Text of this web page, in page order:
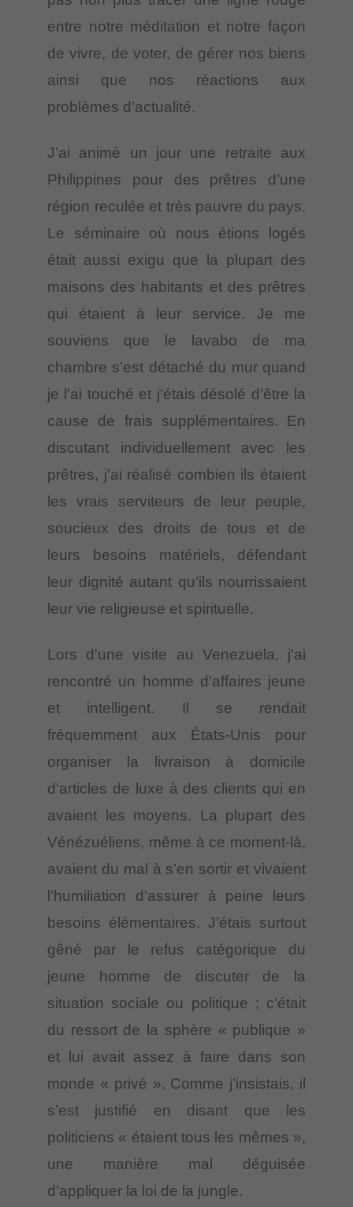
entre notre méditation et notre façon
de vivre, de voter, de gérer nos biens
ainsi que nos réactions aux
problèmes d’actualité.
J’ai animé un jour une retraite aux
Philippines pour des prêtres d’une
région reculée et très pauvre du pays.
Le séminaire où nous étions logés
était aussi exigu que la plupart des
maisons des habitants et des prêtres
qui étaient à leur service. Je me
souviens que le lavabo de ma
chambre s’est détaché du mur quand
je l'ai touché et j’étais désolé d’être la
cause de frais supplémentaires. En
discutant individuellement avec les
prêtres, j'ai réalisé combien ils étaient
les vrais serviteurs de leur peuple,
soucieux des droits de tous et de
leurs besoins matériels, défendant
leur dignité autant qu’ils nourrissaient
leur vie religieuse et spirituelle.
Lors d'une visite au Venezuela, j'ai
rencontré un homme d'affaires jeune
et intelligent. Il se rendait
fréquemment aux États-Unis pour
organiser la livraison à domicile
d'articles de luxe à des clients qui en
avaient les moyens. La plupart des
Vénézuéliens, même à ce moment-là,
avaient du mal à s’en sortir et vivaient
l’humiliation d’assurer à peine leurs
besoins élémentaires. J’étais surtout
gêné par le refus catégorique du
jeune homme de discuter de la
situation sociale ou politique ; c’était
du ressort de la sphère « publique »
et lui avait assez à faire dans son
monde « privé ». Comme j’insistais, il
s’est justifié en disant que les
politiciens « étaient tous les mêmes »,
une manière mal déguisée
d’appliquer la loi de la jungle.